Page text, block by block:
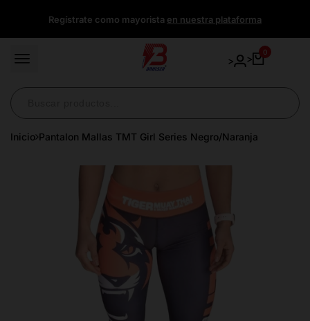
Regístrate como mayorista en nuestra plataforma
> >
0
Inicio Pantalon Mallas TMT Girl Series Negro/Naranja
directamente
al
contenido